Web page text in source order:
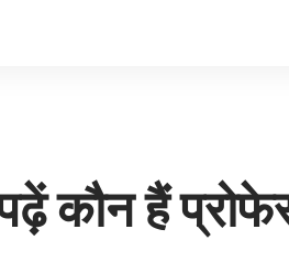
कौन हैं